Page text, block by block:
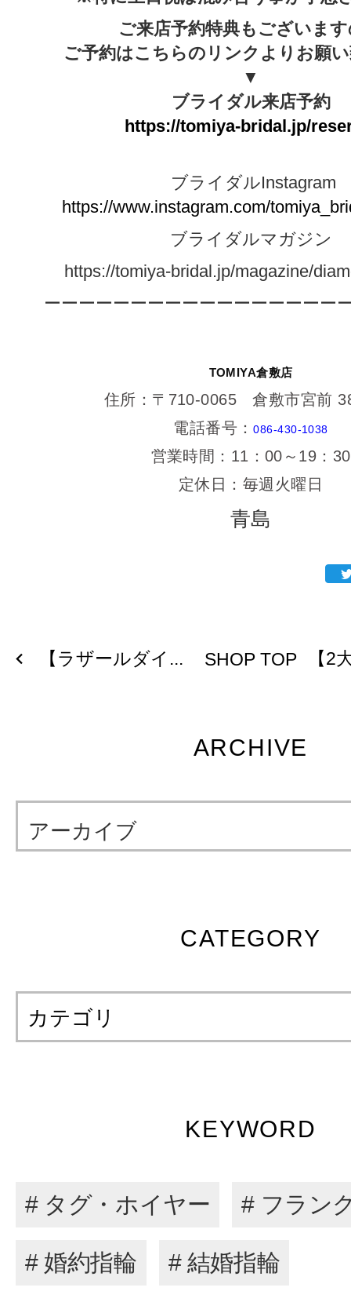
ご来店予約特典もございま
ご予約はこちらのリンクよりお願
▼
ブライダル来店予約
https://tomiya-bridal.jp/
ブライダルInstagram
https://www.instagram.com/
ブライダルマガジン
https://tomiya-bridal.jp/magazine/
ーーーーーーーーーーーーーーーーー
TOMIYA倉敷店
住所：〒710-0065 倉敷市宮前
電話番号：086-430-1038
営業時間：11：00～19：30
定休日：毎週火曜日
青島
【ラザールダイ... SHOP TOP 【2
ARCHIVE
アーカイブ
CATEGORY
カテゴリ
KEYWORD
# タグ・ホイヤー # フラン
# 婚約指輪 # 結婚指輪